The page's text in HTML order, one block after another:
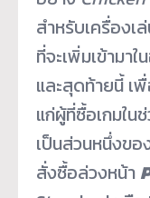
สำหรับเครื่อง
ที่จะเพิ่มเข้ามา
และสุดท้ายนี้ เ
แก่ผู้ที่ซื้อเกมใน
เป็นส่วนหนึ่งขอ
สั่งซื้อล่วงหน้า